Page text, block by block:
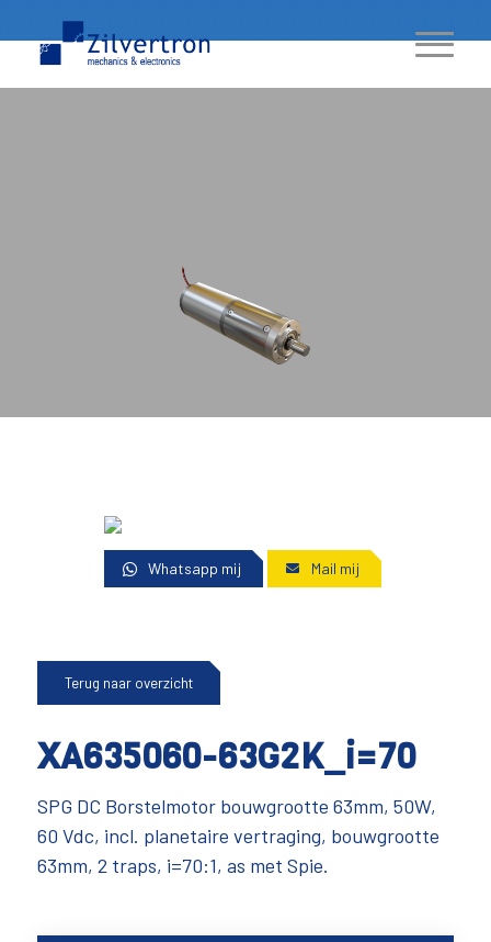
Whatsapp mij Mail mij
Terug naar overzicht
XA635060-63G2K_i=70
SPG DC Borstelmotor bouwgrootte 63mm, 50W,
60 Vdc, incl. planetaire vertraging, bouwgrootte
63mm, 2 traps, i=70:1, as met Spie.